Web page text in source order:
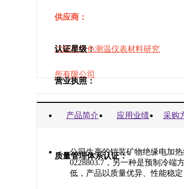
供应商：
沈阳市中色测温仪表材料研究
所有限公司
认证星级：
营业执照：
商业信誉承诺书：
质量管理体系认证：
产品简介 应用业绩 采购
公司生产的铠装矿物绝缘电加
0228803.7，另一种是预制冷端
低，产品以质量优异、性能稳